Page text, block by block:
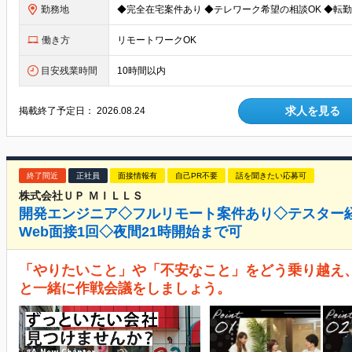
勤務地
働き方 リモートワークOK
目安残業時間 10時間以内
掲載終了予定日：2026.08.24 求人を見る
終了間近 正社員 面接情報有 自己PR不要 話を聞きたい応募可
株式会社ＵＰ ＭＩＬＬＳ
開発エンジニア◇フルリモート案件あり◇テスタ
Web面接1回◇夜間21時開始まで可
「やりたいこと」や「不安なこと」をどう乗り越
と一緒に作戦会議をしましょう。